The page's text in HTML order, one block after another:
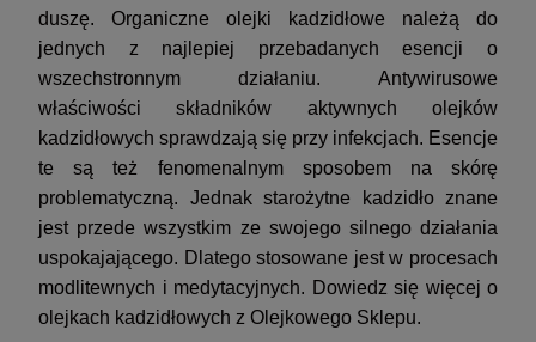
duszę. Organiczne olejki kadzidłowe należą do
jednych z najlepiej przebadanych esencji o
wszechstronnym działaniu. Antywirusowe
właściwości składników aktywnych olejków
kadzidłowych sprawdzają się przy infekcjach. Esencje
te są też fenomenalnym sposobem na skórę
problematyczną. Jednak starożytne kadzidło znane
jest przede wszystkim ze swojego silnego działania
uspokajającego. Dlatego stosowane jest w procesach
modlitewnych i medytacyjnych. Dowiedz się więcej o
olejkach kadzidłowych z Olejkowego Sklepu.